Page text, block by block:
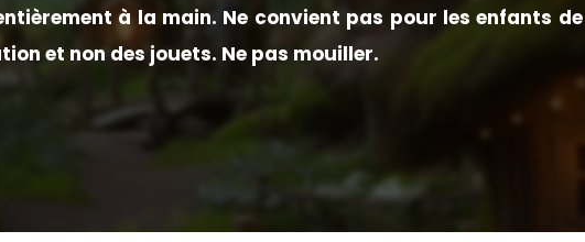
à la main. Ne convient pas pour les enfants
et non des jouets. Ne pas mouiller.